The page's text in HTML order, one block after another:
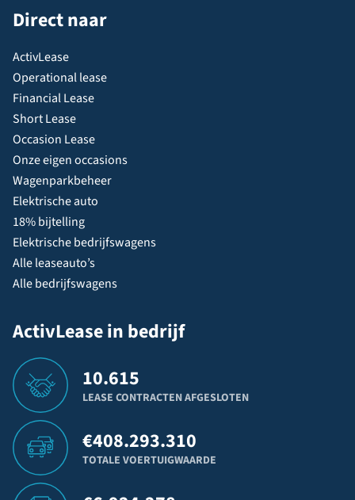
Direct naar
ActivLease
Operational lease
Financial Lease
Short Lease
Occasion Lease
Onze eigen occasions
Wagenparkbeheer
Elektrische auto
18% bijtelling
Elektrische bedrijfswagens
Alle leaseauto’s
Alle bedrijfswagens
ActivLease in bedrijf
10.615
LEASE CONTRACTEN AFGESLOTEN
€408.293.310
TOTALE VOERTUIGWAARDE